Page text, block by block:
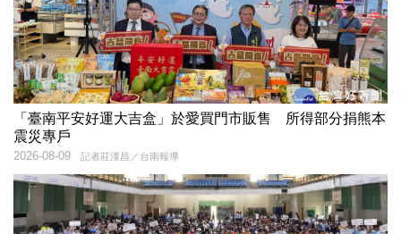
「臺南平安好運大吉盒」於愛買門市販售 所得部分捐熊本
震災專戶
記者莊漢昌／台南報導
2026-08-09